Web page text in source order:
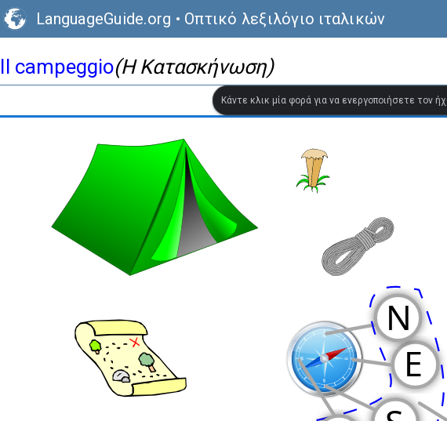
LanguageGuide.org • Οπτικό λεξιλόγιο ιταλικών
Il campeggio(Η Κατασκήνωση)
Κάντε κλικ μία φορά για να ενεργοποιήσετε τον